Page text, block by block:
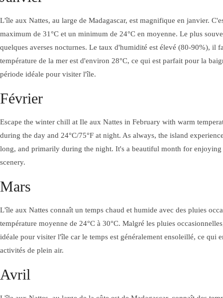
BUNGALOW
FAMILIAL
MODERNE
AURORA
L'île aux Nattes, au large de Madagascar, est magnifique en janvier.
maximum de 31°C et un minimum de 24°C en moyenne. Le plus
quelques averses nocturnes. Le taux d'humidité est élevé (80-90%), il
température de la mer est d'environ 28°C, ce qui est parfait pour la
période idéale pour visiter l'île.
Février
Escape the winter chill at Ile aux Nattes in February with warm
during the day and 24°C/75°F at night. As always, the island
long, and primarily during the night. It's a beautiful month for enjoying
scenery.
Mars
L'île aux Nattes connaît un temps chaud et humide avec des pluies
température moyenne de 24°C à 30°C. Malgré les pluies
idéale pour visiter l'île car le temps est généralement ensoleillé, ce qui
activités de plein air.
Avril